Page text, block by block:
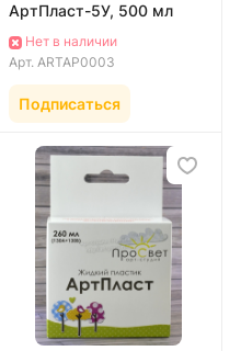
АртПласт-5У, 500 мл
Нет в наличии
Арт. ARTAP0003
Подписаться